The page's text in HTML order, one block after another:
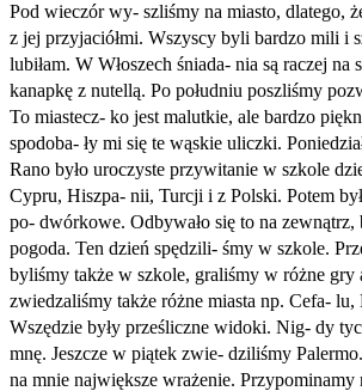
Pod wieczór wy- szliśmy na miasto, dlatego,
z jej przyjaciółmi. Wszyscy byli bardzo mili i
lubiłam. W Włoszech śniada- nia są raczej na
kanapkę z nutellą. Po południu poszliśmy
To miastecz- ko jest malutkie, ale bardzo
spodoba- ły mi się te wąskie uliczki.
Rano było uroczyste przywitanie w szkole
Cypru, Hiszpa- nii, Turcji i z Polski. Potem
po- dwórkowe. Odbywało się to na zewnątrz,
pogoda. Ten dzień spędzili- śmy w szkole.
byliśmy także w szkole, graliśmy w różne gry
zwiedzaliśmy także różne miasta np. Cefa- lu,
Wszędzie były prześliczne widoki. Nig- dy
mnę. Jeszcze w piątek zwie- dziliśmy
na mnie największe wrażenie. Przypominamy